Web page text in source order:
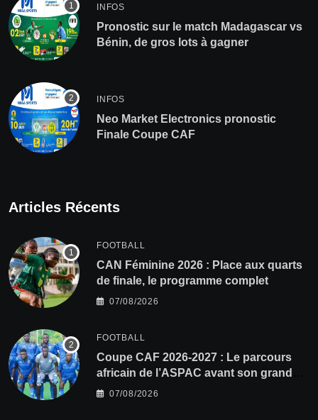
INFOS
Pronostic sur le match Madagascar vs
Bénin, de gros lots à gagner
INFOS
Neo Market Electronics pronostic
Finale Coupe CAF
Articles Récents
FOOTBALL
CAN Féminine 2026 : Place aux quarts
de finale, le programme complet
07/08/2026
FOOTBALL
Coupe CAF 2026-2027 : Le parcours
africain de l’ASPAC avant son grand
retour
07/08/2026